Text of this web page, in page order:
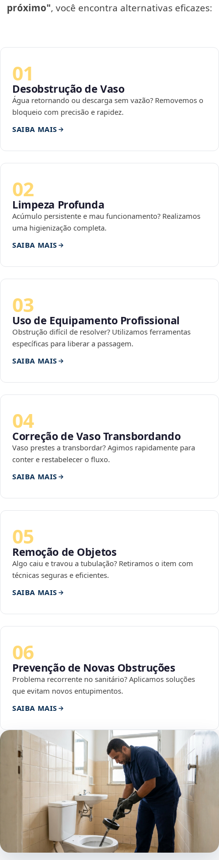
próximo", você encontra alternativas eficazes:
01
Desobstrução de Vaso
Água retornando ou descarga sem vazão? Removemos o
bloqueio com precisão e rapidez.
SAIBA MAIS
02
Limpeza Profunda
Acúmulo persistente e mau funcionamento? Realizamos
uma higienização completa.
SAIBA MAIS
03
Uso de Equipamento Profissional
Obstrução difícil de resolver? Utilizamos ferramentas
específicas para liberar a passagem.
SAIBA MAIS
04
Correção de Vaso Transbordando
Vaso prestes a transbordar? Agimos rapidamente para
conter e restabelecer o fluxo.
SAIBA MAIS
05
Remoção de Objetos
Algo caiu e travou a tubulação? Retiramos o item com
técnicas seguras e eficientes.
SAIBA MAIS
06
Prevenção de Novas Obstruções
Problema recorrente no sanitário? Aplicamos soluções
que evitam novos entupimentos.
SAIBA MAIS